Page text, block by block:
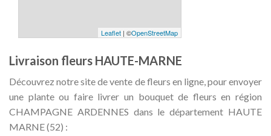
Leaflet | ©OpenStreetMap
Livraison fleurs HAUTE-MARNE
Découvrez notre site de vente de fleurs en ligne, pour envoyer
une plante ou faire livrer un bouquet de fleurs en région
CHAMPAGNE ARDENNES dans le département HAUTE
MARNE (52) :